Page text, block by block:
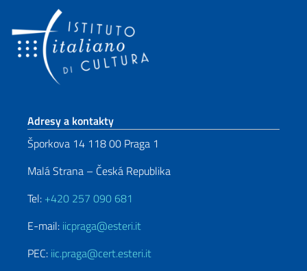
Sekce zápatí
Adresy a kontakty
Šporkova 14 118 00 Praga 1
Malá Strana – Česká Republika
Tel: +420 257 090 681
E-mail: iicpraga@esteri.it
PEC: iic.praga@cert.esteri.it